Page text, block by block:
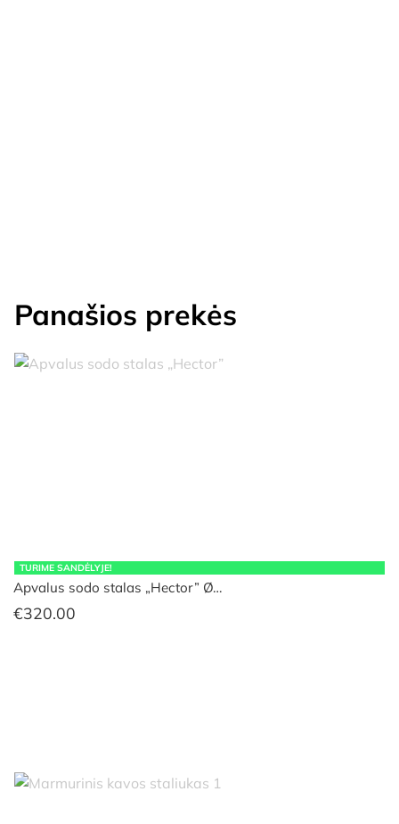
Panašios prekės
TURIME SANDĖLYJE!
Apvalus sodo stalas „Hector” Ø…
€320.00